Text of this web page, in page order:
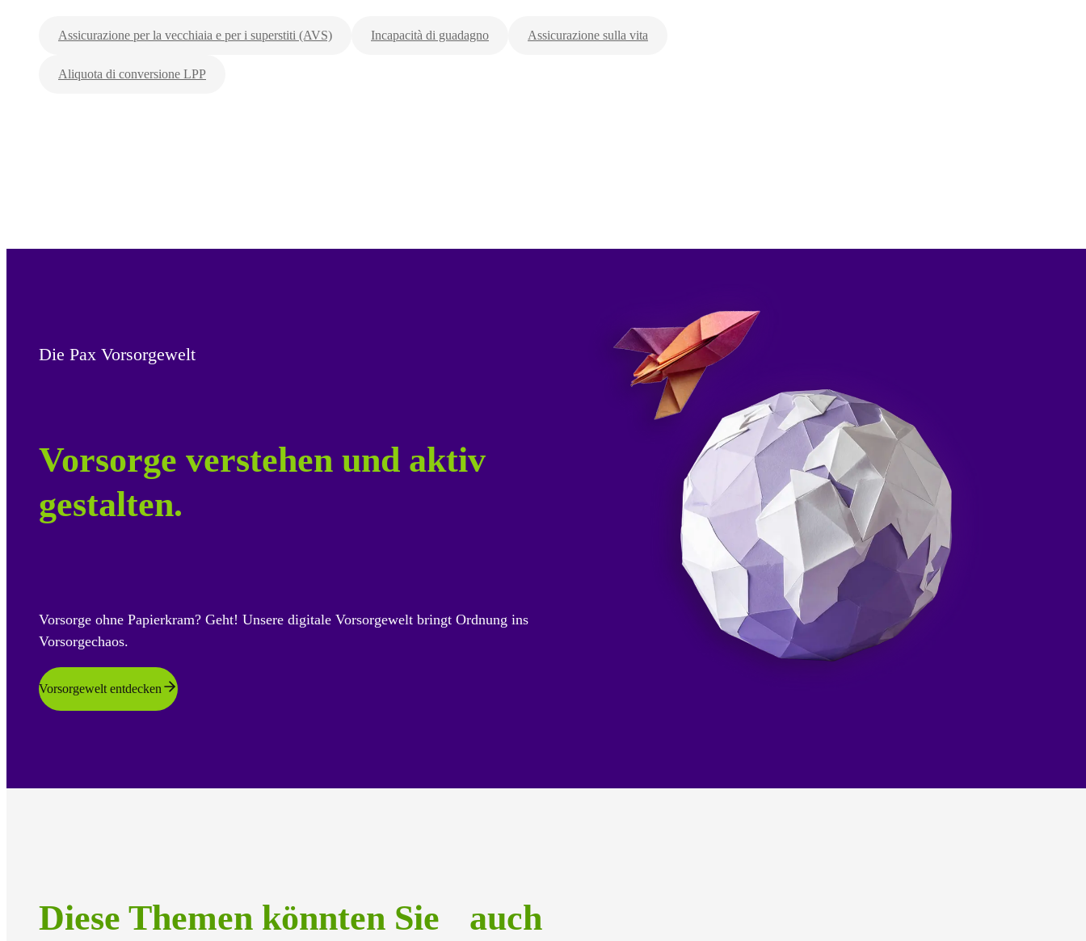
Assicurazione per la vecchiaia e per i superstiti (AVS) Incapacità di guadagno Assicurazione sulla vita
Aliquota di conversione LPP
Die Pax Vorsorgewelt
Vorsorge verstehen und aktiv
gestalten.
Vorsorge ohne Papierkram? Geht! Unsere digitale Vorsorgewelt bringt Ordnung ins
Vorsorgechaos.
Vorsorgewelt entdecken
Diese Themen könnten Sie auch